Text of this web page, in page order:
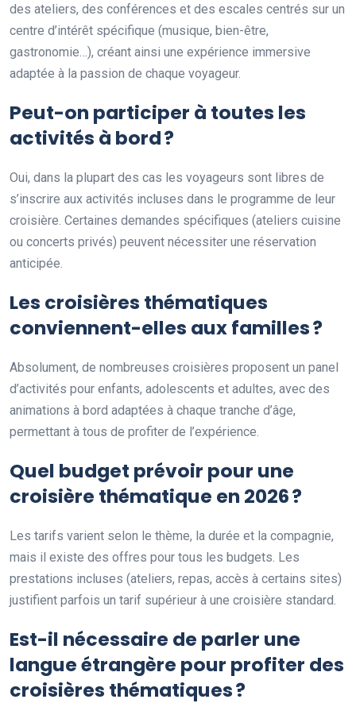
des ateliers, des conférences et des escales centrés sur un
centre d’intérêt spécifique (musique, bien-être,
gastronomie…), créant ainsi une expérience immersive
adaptée à la passion de chaque voyageur.
Peut-on participer à toutes les
activités à bord ?
Oui, dans la plupart des cas les voyageurs sont libres de
s’inscrire aux activités incluses dans le programme de leur
croisière. Certaines demandes spécifiques (ateliers cuisine
ou concerts privés) peuvent nécessiter une réservation
anticipée.
Les croisières thématiques
conviennent-elles aux familles ?
Absolument, de nombreuses croisières proposent un panel
d’activités pour enfants, adolescents et adultes, avec des
animations à bord adaptées à chaque tranche d’âge,
permettant à tous de profiter de l’expérience.
Quel budget prévoir pour une
croisière thématique en 2026 ?
Les tarifs varient selon le thème, la durée et la compagnie,
mais il existe des offres pour tous les budgets. Les
prestations incluses (ateliers, repas, accès à certains sites)
justifient parfois un tarif supérieur à une croisière standard.
Est-il nécessaire de parler une
langue étrangère pour profiter des
croisières thématiques ?